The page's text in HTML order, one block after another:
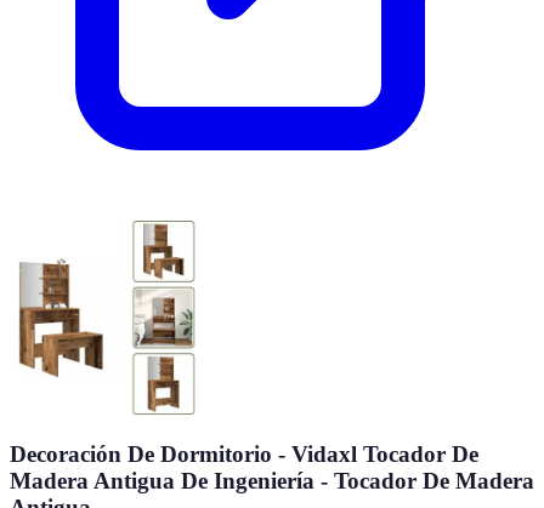
Decoración De Dormitorio - Vidaxl Tocador De
Madera Antigua De Ingeniería - Tocador De Madera